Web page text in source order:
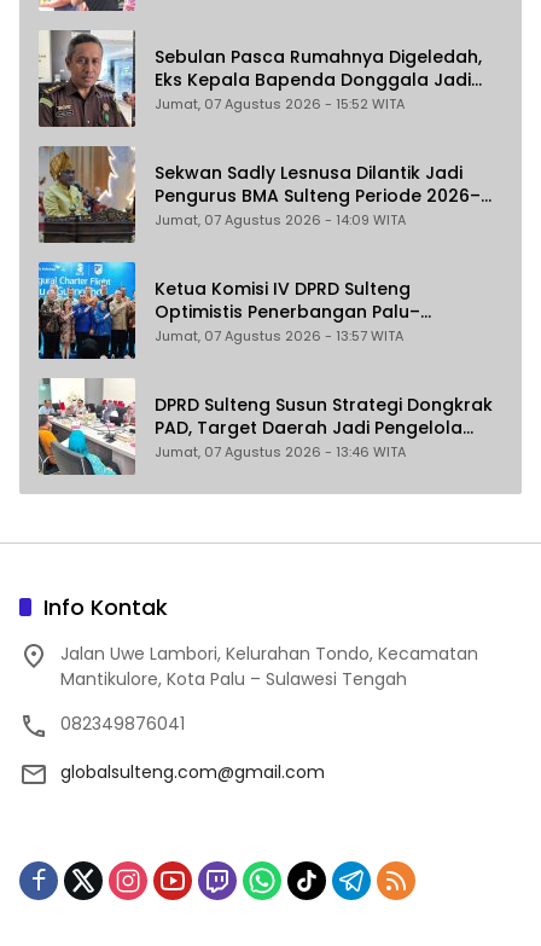
Sebulan Pasca Rumahnya Digeledah,
Eks Kepala Bapenda Donggala Jadi
Tersangka Dugaan Korupsi
Jumat, 07 Agustus 2026 - 15:52 WITA
Sekwan Sadly Lesnusa Dilantik Jadi
Pengurus BMA Sulteng Periode 2026–
2031
Jumat, 07 Agustus 2026 - 14:09 WITA
Ketua Komisi IV DPRD Sulteng
Optimistis Penerbangan Palu–
Guangzhou Dongkrak Ekspor dan
Jumat, 07 Agustus 2026 - 13:57 WITA
DPRD Sulteng Susun Strategi Dongkrak
PAD, Target Daerah Jadi Pengelola
Sekaligus Penghasil
Jumat, 07 Agustus 2026 - 13:46 WITA
Info Kontak
Jalan Uwe Lambori, Kelurahan Tondo, Kecamatan
Mantikulore, Kota Palu – Sulawesi Tengah
082349876041
globalsulteng.com@gmail.com